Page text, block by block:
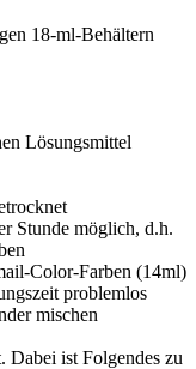
18-ml-Behältern
Lösungsmittel
Stunde möglich, d.h.
Color-Farben (14ml)
problemlos
mischen
Dabei ist Folgendes zu